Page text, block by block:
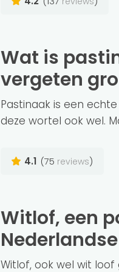
Wat is pastinaak en hoe gezond is deze
vergeten
Pastinaak is een
deze wortel ook wel.
4.1 (75 reviews)
Witlof, een populaire groente in de
Witlof, ook wel wit